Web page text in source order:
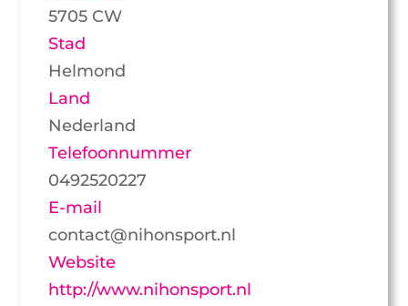
5705 CW
Stad
Helmond
Land
Nederland
Telefoonnummer
0492520227
E-mail
contact@nihonsport.nl
Website
http://www.nihonsport.nl